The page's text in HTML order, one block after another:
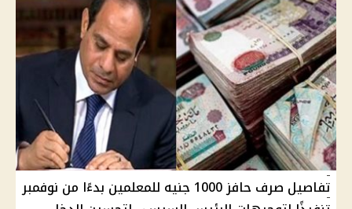
تفاصيل صرف حافز 1000 جنيه للمعلمين بدءًا من نوفمبر